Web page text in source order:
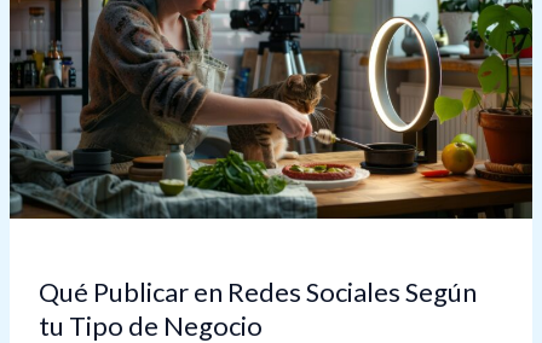
Qué Publicar en Redes Sociales Según
tu Tipo de Negocio
Sociales
Según
tu
Tipo
de
Negocio